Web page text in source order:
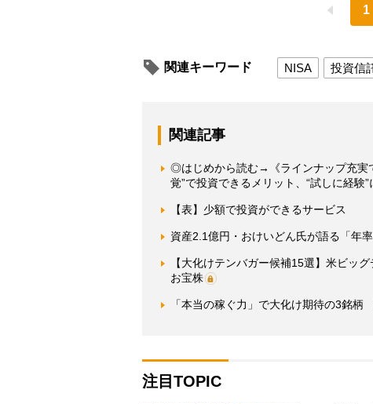
1
関連キーワード NISA 投資信
関連記事
◎はじめから読む→《ラインナップ充実
覚”で投資できるメリット、“試しに経
【表】少額で投資ができるサービス
資産2.1億円・おけいどん氏が語る「年
【大化けテンバガー候補15選】米ビッ
お宝株
「本当の稼ぐ力」で大化け期待の3銘
注目TOPIC